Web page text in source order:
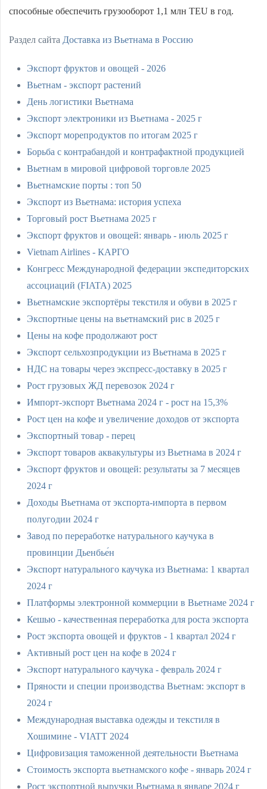
способные обеспечить грузооборот 1,1 млн TEU в год.
Раздел сайта Доставка из Вьетнама в Россию
Экспорт фруктов и овощей - 2026
Вьетнам - экспорт растений
День логистики Вьетнама
Экспорт электроники из Вьетнама - 2025 г
Экспорт морепродуктов по итогам 2025 г
Борьба с контрабандой и контрафактной продукцией
Вьетнам в мировой цифровой торговле 2025
Вьетнамские порты : топ 50
Экспорт из Вьетнама: история успеха
Торговый рост Вьетнама 2025 г
Экспорт фруктов и овощей: январь - июль 2025 г
Vietnam Airlines - КАРГО
Конгресс Международной федерации экспедиторских
ассоциаций (FIATA) 2025
Вьетнамские экспортёры текстиля и обуви в 2025 г
Экспортные цены на вьетнамский рис в 2025 г
Цены на кофе продолжают рост
Экспорт сельхозпродукции из Вьетнама в 2025 г
НДС на товары через экспресс-доставку в 2025 г
Рост грузовых ЖД перевозок 2024 г
Импорт-экспорт Вьетнама 2024 г - рост на 15,3%
Рост цен на кофе и увеличение доходов от экспорта
Экспортный товар - перец
Экспорт товаров аквакультуры из Вьетнама в 2024 г
Экспорт фруктов и овощей: результаты за 7 месяцев
2024 г
Доходы Вьетнама от экспорта-импорта в первом
полугодии 2024 г
Завод по переработке натурального каучука в
провинции Дьенбье́н
Экспорт натурального каучука из Вьетнама: 1 квартал
2024 г
Платформы электронной коммерции в Вьетнаме 2024 г
Кешью - качественная переработка для роста экспорта
Рост экспорта овощей и фруктов - 1 квартал 2024 г
Активный рост цен на кофе в 2024 г
Экспорт натурального каучука - февраль 2024 г
Пряности и специи производства Вьетнам: экспорт в
2024 г
Международная выставка одежды и текстиля в
Хошимине - VIATT 2024
Цифровизация таможенной деятельности Вьетнама
Стоимость экспорта вьетнамского кофе - январь 2024 г
Рост экспортной выручки Вьетнама в январе 2024 г